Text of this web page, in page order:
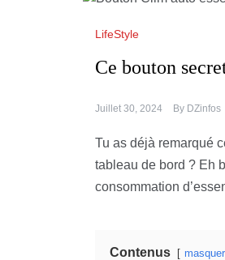
LifeStyle
Ce bouton
Juillet 30, 2024 By DZinfos
Tu as déjà remarqué
tableau de bord ? Eh
consommation
Contenus masquer